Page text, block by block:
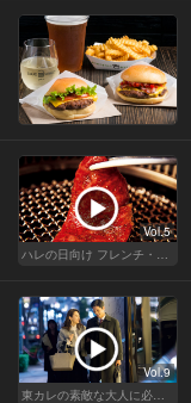
Vol.5
Vol.9